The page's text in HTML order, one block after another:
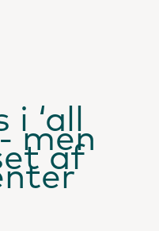
‘all
men
af